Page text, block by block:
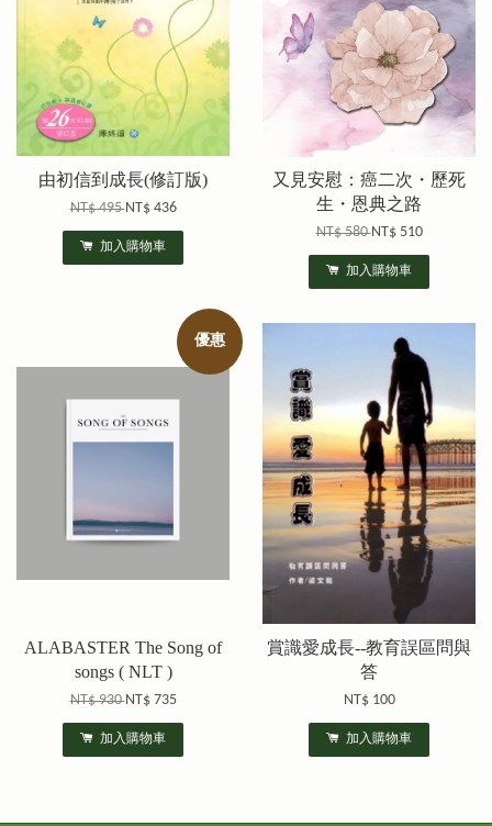
由初信到成長(修訂版)
NT$ 495NT$ 436
加入購物車
又見安慰：癌二次・歷死
生・恩典之路
NT$ 580NT$ 510
加入購物車
優惠
ALABASTER The Song of
songs ( NLT )
NT$ 930NT$ 735
加入購物車
賞識愛成長--教育誤區問與
答
NT$ 100
加入購物車